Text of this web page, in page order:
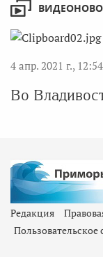
4 апр. 2021 г.,
Во
Редакция
Пользовательское